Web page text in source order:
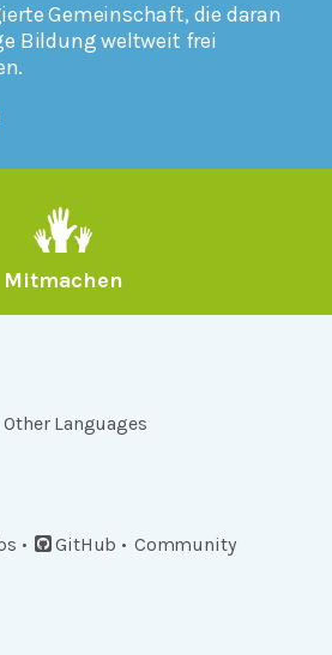
Gemeinschaft, die daran
Bildung weltweit frei
Mitmachen
Other Languages
GitHub Community